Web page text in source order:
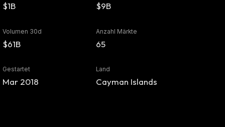
$1B $9B
Volumen 30d
$61B
Anzahl Märkte
65
Gestartet
Mar 2018
Land
Cayman Islands